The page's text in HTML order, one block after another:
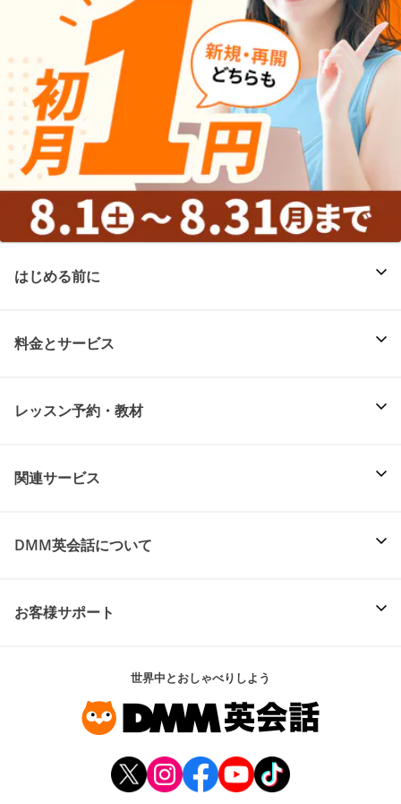
はじめる前に
料金とサービス
レッスン予約・教材
関連サービス
DMM英会話について
お客様サポート
世界中とおしゃべりしよう